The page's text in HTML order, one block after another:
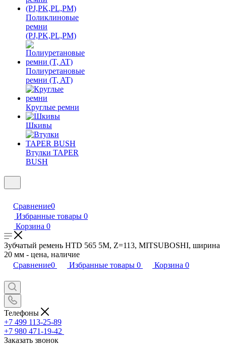
Поликлиновые
ремни
(PJ,PK,PL,PM)
Полиуретановые
ремни (T, AT)
Круглые ремни
Шкивы
Втулки TAPER
BUSH
Сравнение0
Избранные товары 0
Корзина 0
Зубчатый ремень HTD 565 5M, Z=113, MITSUBOSHI, ширина
20 мм - цена, наличие
Сравнение0 Избранные товары 0 Корзина 0
Телефоны
+7 499 113-25-89
+7 980 471-19-42
Заказать звонок